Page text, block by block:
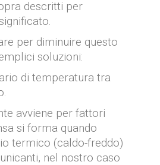
descritti per
per diminuire questo
soluzioni:
di temperatura tra
avviene per fattori
si forma quando
termico (caldo-freddo)
nel nostro caso